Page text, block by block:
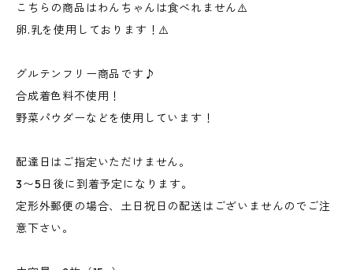
こちらの商品はわんちゃんは食べれません⚠️
卵.乳を使用しております！⚠️
グルテンフリー商品です♪
合成着色料不使用！
野菜パウダーなどを使用しています！
配達日はご指定いただけません。
3〜5日後に到着予定になります。
定形外郵便の場合、土日祝日の配送はございませんのでご注
意下さい。